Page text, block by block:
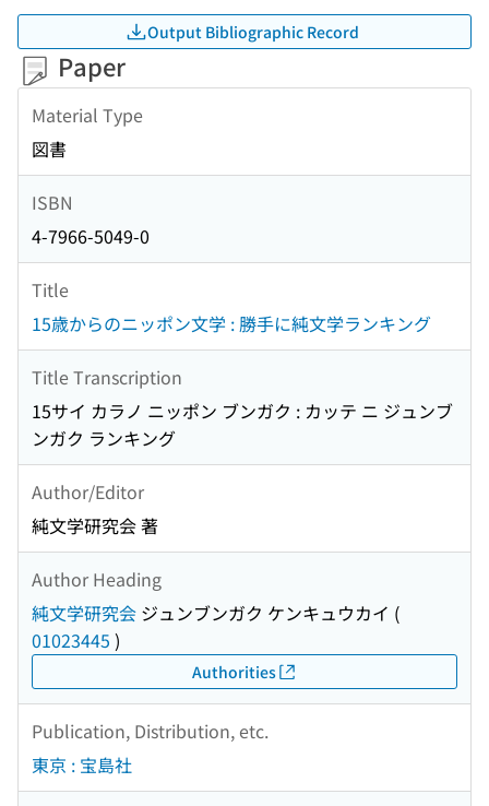
Output Bibliographic Record
Paper
Material Type
図書
ISBN
4-7966-5049-0
Title
15歳からのニッポン文学 : 勝手に純文学ランキング
Title Transcription
15サイ カラノ ニッポン ブンガク : カッテ ニ ジュンブ
ンガク ランキング
Author/Editor
純文学研究会 著
Author Heading
純文学研究会 ジュンブンガク ケンキュウカイ (
01023445 )
Authorities
Publication, Distribution, etc.
東京 : 宝島社